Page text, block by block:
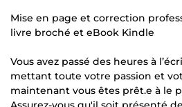
Mise en page et correction
livre broché et eBook Kindle
Vous avez passé des heures à
mettant toute votre passion et
maintenant vous êtes prêt.e à le